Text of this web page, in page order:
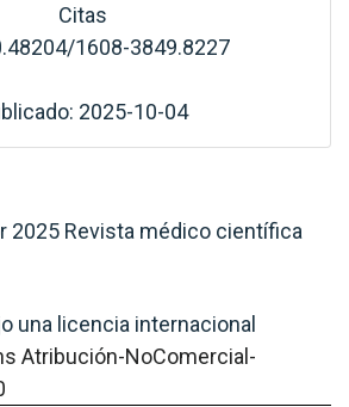
Citas
1608-3849.8227
2025-10-04
2025 Revista médico científica
una licencia internacional
Atribución-NoComercial-